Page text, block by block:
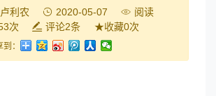
卢利农 2020-05-07
阅读
次 评论2条 ★收藏0次
：